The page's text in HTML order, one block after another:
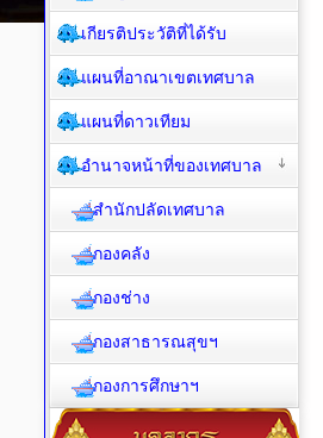
เกียรติประวัติที่ได้รับ
แผนที่อาณาเขตเทศบาล
แผนที่ดาวเทียม
อำนาจหน้าที่ของเทศบาล
สำนักปลัดเทศบาล
กองคลัง
กองช่าง
กองสาธารณสุขฯ
กองการศึกษาฯ